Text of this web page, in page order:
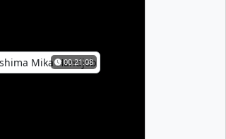
00:21:08